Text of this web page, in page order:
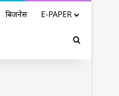
बिजनेस E-PAPER
Search for